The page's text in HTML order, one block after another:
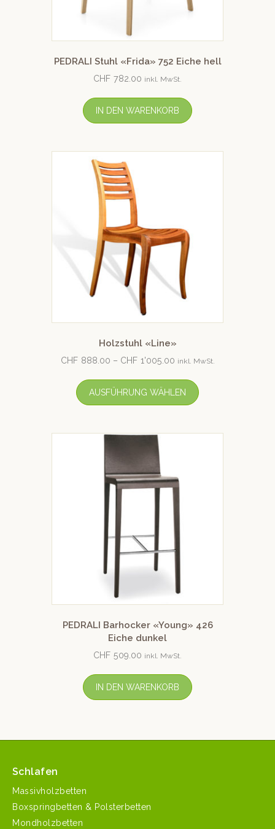
PEDRALI Stuhl «Frida» 752 Eiche hell
CHF 782.00 inkl. MwSt.
IN DEN WARENKORB
Holzstuhl «Line»
CHF 888.00 – CHF 1'005.00 inkl. MwSt.
AUSFÜHRUNG WÄHLEN
PEDRALI Barhocker «Young» 426
Eiche dunkel
CHF 509.00 inkl. MwSt.
IN DEN WARENKORB
Schlafen
Massivholzbetten
Boxspringbetten & Polsterbetten
Mondholzbetten